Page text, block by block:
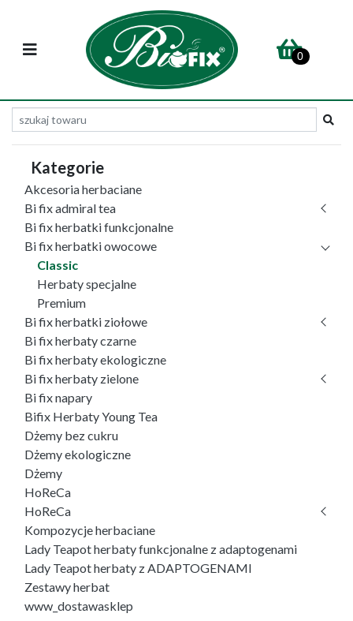
0
Kategorie
Akcesoria herbaciane
Bi fix admiral tea
Bi fix herbatki funkcjonalne
Bi fix herbatki owocowe
Classic
Herbaty specjalne
Premium
Bi fix herbatki ziołowe
Bi fix herbaty czarne
Bi fix herbaty ekologiczne
Bi fix herbaty zielone
Bi fix napary
Bifix Herbaty Young Tea
Dżemy bez cukru
Dżemy ekologiczne
Dżemy
HoReCa
HoReCa
Kompozycje herbaciane
Lady Teapot herbaty funkcjonalne z adaptogenami
Lady Teapot herbaty z ADAPTOGENAMI
Zestawy herbat
www_dostawasklep